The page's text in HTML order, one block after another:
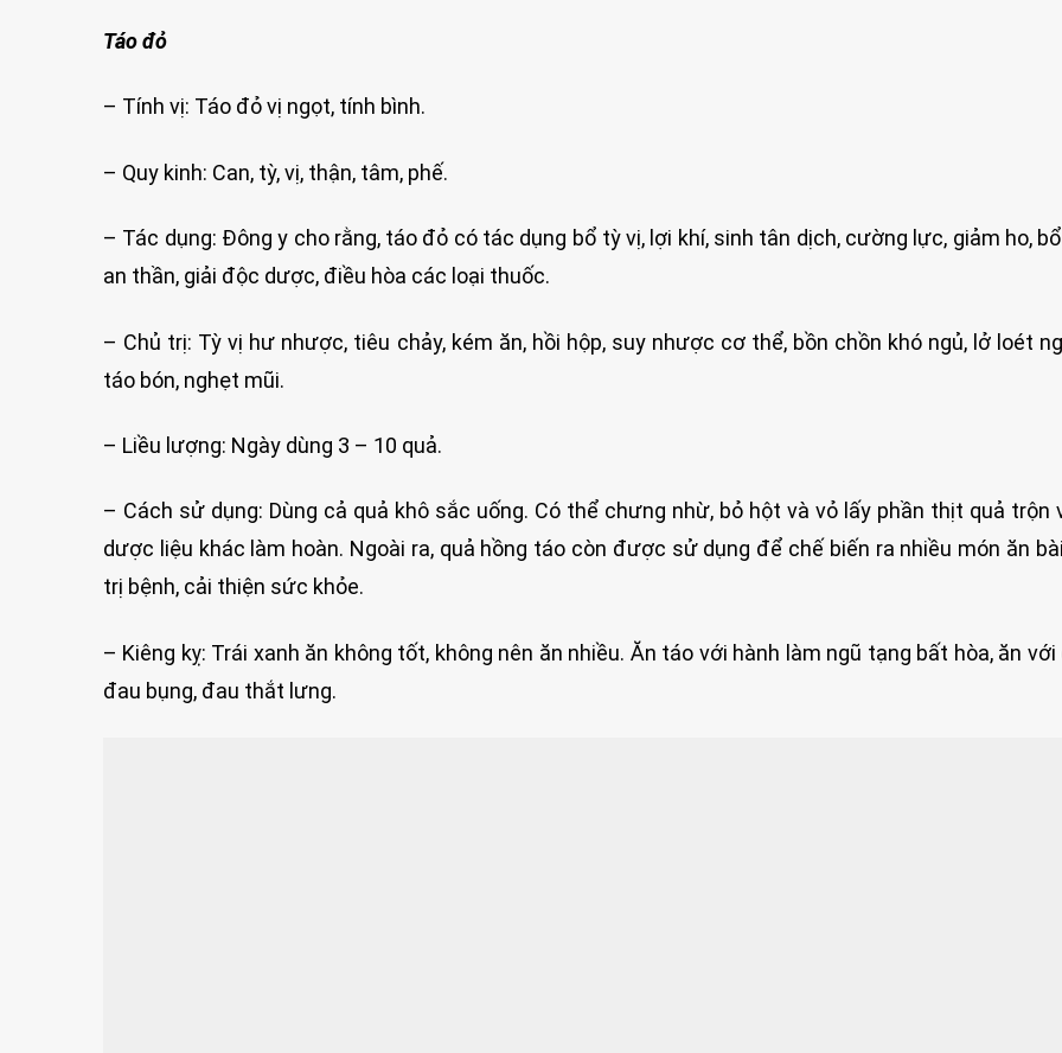
Táo đỏ
– Tính vị: Táo đỏ vị ngọt, tính bình.
– Quy kinh: Can, tỳ, vị, thận, tâm, phế.
– Tác dụng: Đông y cho rằng, táo đỏ có tác dụng bổ tỳ vị, lợi khí, sinh tân dịch, cường lực, giảm ho,
an thần, giải độc dược, điều hòa các loại thuốc.
– Chủ trị: Tỳ vị hư nhược, tiêu chảy, kém ăn, hồi hộp, suy nhược cơ thể, bồn chồn khó ngủ, lở loét
táo bón, nghẹt mũi.
– Liều lượng: Ngày dùng 3 – 10 quả.
– Cách sử dụng: Dùng cả quả khô sắc uống. Có thể chưng nhừ, bỏ hột và vỏ lấy phần thịt quả trộn
dược liệu khác làm hoàn. Ngoài ra, quả hồng táo còn được sử dụng để chế biến ra nhiều món ăn
trị bệnh, cải thiện sức khỏe.
– Kiêng kỵ: Trái xanh ăn không tốt, không nên ăn nhiều. Ăn táo với hành làm ngũ tạng bất hòa, ăn với
đau bụng, đau thắt lưng.